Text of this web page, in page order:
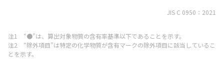
JIS C 0950：2021
注1 “●”は、算出対象物質の含有率基準以下であることを示す。
注2 “除外項目”は特定の化学物質が含有マークの除外項目に該当しているこ
とを示す。